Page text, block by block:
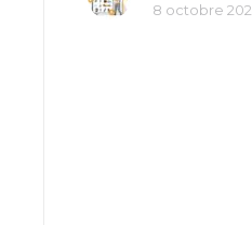
8 octobre